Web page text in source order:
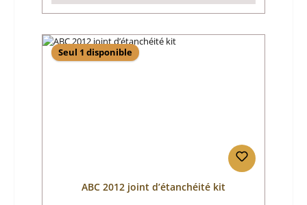
Seul 1 disponible
ABC 2012 joint d’étanchéité kit